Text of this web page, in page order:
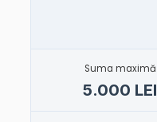
Suma maximă
5.000 LEI